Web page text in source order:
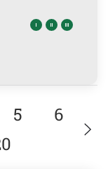
5
6